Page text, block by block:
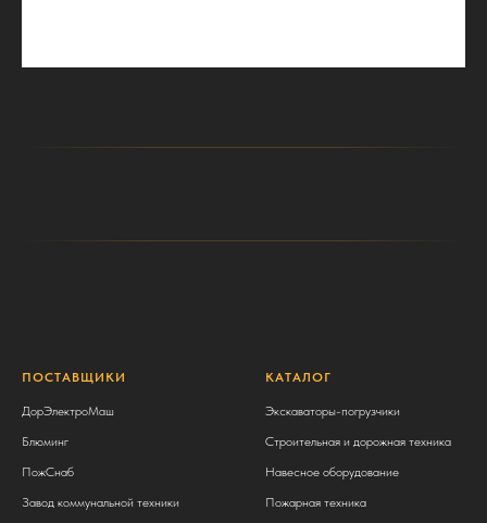
ПОСТАВЩИКИ
ДорЭлектроМаш
Блюминг
ПожСнаб
Завод коммунальной техники
КАТАЛОГ
Экскаваторы-погрузчики
Строительная и дорожная техника
Навесное оборудование
Пожарная техника